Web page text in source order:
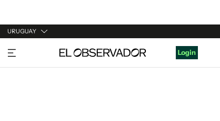
URUGUAY
URUGUAY
ARGENTINA
Login